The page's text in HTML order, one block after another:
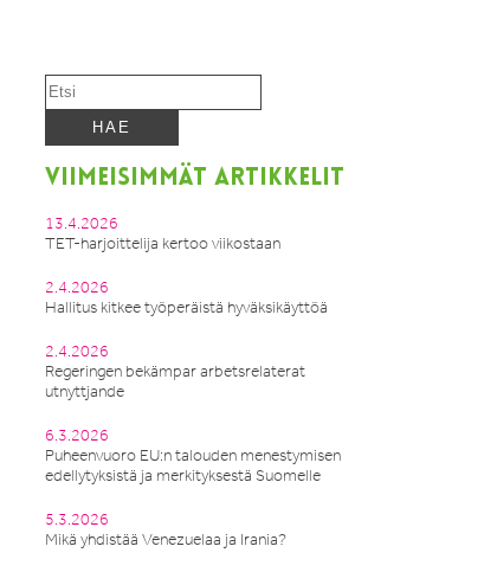
VIIMEISIMMÄT ARTIKKELIT
13.4.2026
TET-harjoittelija kertoo viikostaan
2.4.2026
Hallitus kitkee työperäistä hyväksikäyttöä
2.4.2026
Regeringen bekämpar arbetsrelaterat
utnyttjande
6.3.2026
Puheenvuoro EU:n talouden menestymisen
edellytyksistä ja merkityksestä Suomelle
5.3.2026
Mikä yhdistää Venezuelaa ja Irania?